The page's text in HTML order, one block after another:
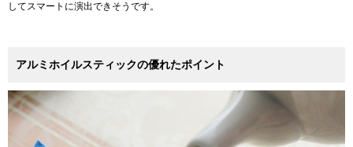
してスマートに演出できそうです。
アルミホイルスティックの優れたポイント